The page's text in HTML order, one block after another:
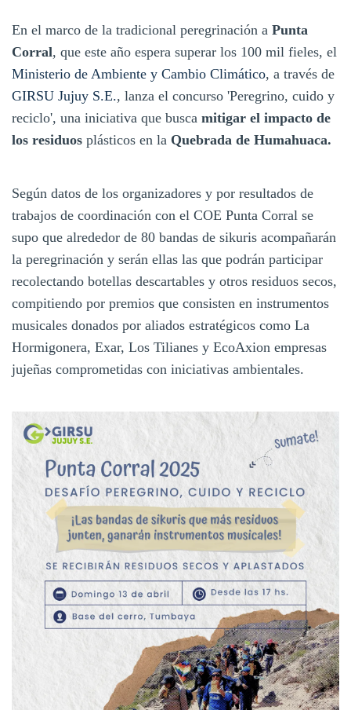
En el marco de la tradicional peregrinación a Punta
Corral, que este año espera superar los 100 mil fieles, el
Ministerio de Ambiente y Cambio Climático, a través de
GIRSU Jujuy S.E., lanza el concurso 'Peregrino, cuido y
reciclo', una iniciativa que busca mitigar el impacto de
los residuos plásticos en la Quebrada de Humahuaca.
Según datos de los organizadores y por resultados de
trabajos de coordinación con el COE Punta Corral se
supo que alrededor de 80 bandas de sikuris acompañarán
la peregrinación y serán ellas las que podrán participar
recolectando botellas descartables y otros residuos secos,
compitiendo por premios que consisten en instrumentos
musicales donados por aliados estratégicos como La
Hormigonera, Exar, Los Tilianes y EcoAxion empresas
jujeñas comprometidas con iniciativas ambientales.